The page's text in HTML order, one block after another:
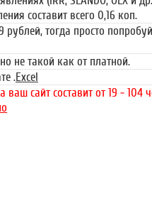
составит всего 0,16 коп.
рублей, тогда просто попробуй
не такой как от платной.
.Excel
ваш сайт составит от 19 - 104